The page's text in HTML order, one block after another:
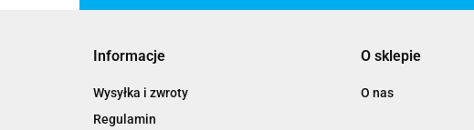
Informacje
Wysyłka i zwroty
Regulamin
O sklepie
O nas